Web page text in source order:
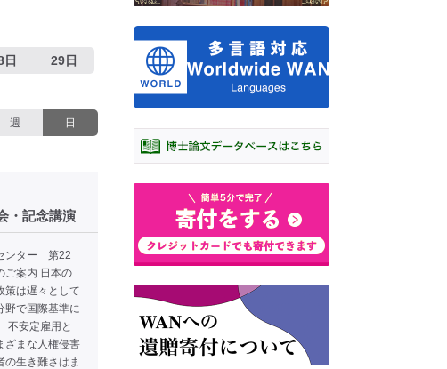
日 29日
週 日
・記念講演
ンター 第22
ご案内 日本の
策は遅々として
野で国際基準に
不安定雇用と
ざまな人権侵害
の生き難さはま